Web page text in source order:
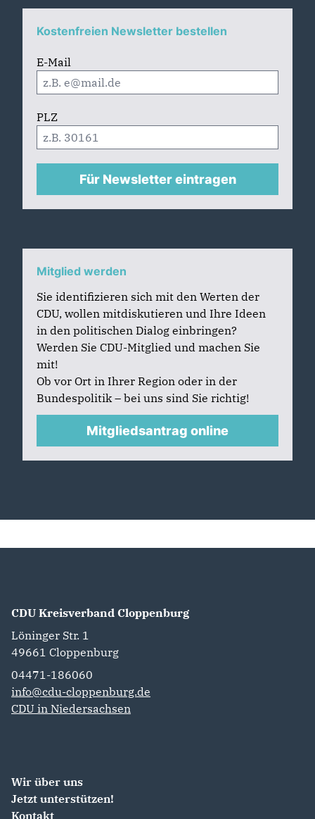
Kostenfreien Newsletter bestellen
E-Mail
PLZ
Für Newsletter eintragen
Mitglied werden
Sie identifizieren sich mit den Werten der
CDU, wollen mitdiskutieren und Ihre Ideen
in den politischen Dialog einbringen?
Werden Sie CDU-Mitglied und machen Sie
mit!
Ob vor Ort in Ihrer Region oder in der
Bundespolitik – bei uns sind Sie richtig!
Mitgliedsantrag online
CDU Kreisverband Cloppenburg
Löninger Str. 1
49661 Cloppenburg
04471-186060
info@cdu-cloppenburg.de
CDU in Niedersachsen
Wir über uns
Jetzt unterstützen!
Kontakt